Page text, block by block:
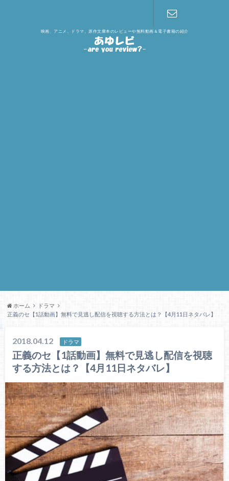
映画、アニメ、ドラマ、原作文庫本のレビューや無料動画＆電子書籍の紹介
ホーム
ドラマ
正義のセ【1話動画】無料で見逃し配信を視聴する方法とは？【4月11日ネタバレ】
2018.04.12 ドラマ
正義のセ【1話動画】無料で見逃し配信を視聴
する方法とは？【4月11日ネタバレ】